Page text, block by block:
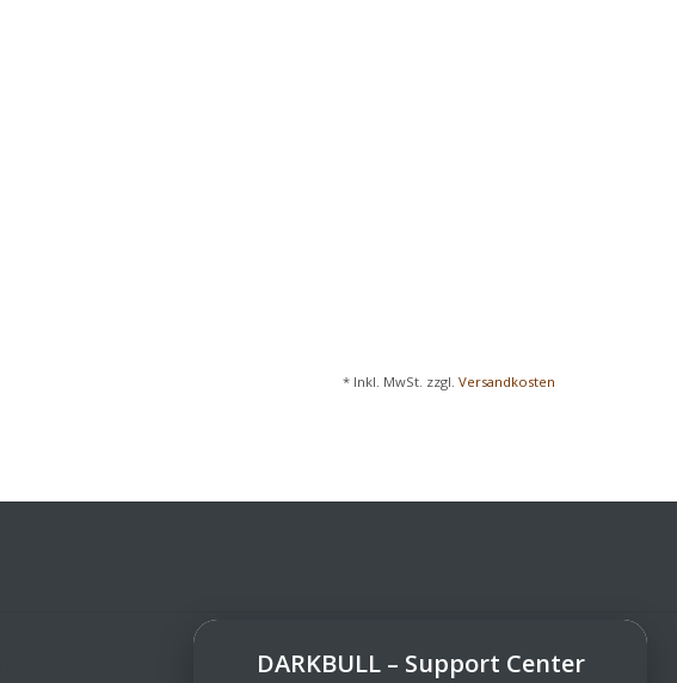
* Inkl. MwSt. zzgl. Versandkosten
DarkBull TrendStore
DARKBULL – Support Center